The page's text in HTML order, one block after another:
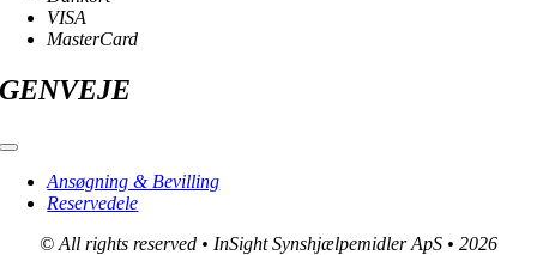
VISA
MasterCard
GENVEJE
Toggle
NavigationAnsøgning & Bevilling
Reservedele
© All rights reserved • InSight Synshjælpemidler ApS • 2026